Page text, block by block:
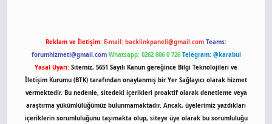
Reklam ve İletişim: E-mail: backlinkpaneli@gmail.com Teams:
forumhizmeti@gmail.com Whatsapp: 0262 606 0 726 Telegram: @karabul
Yasal Uyarı: Sitemiz, 5651 Sayılı Kanun gereğince Bilgi Teknolojileri ve
İletişim Kurumu (BTK) tarafından onaylanmış bir Yer Sağlayıcı olarak hizmet
vermektedir. Bu nedenle, sitedeki içerikleri proaktif olarak denetleme veya
araştırma yükümlülüğümüz bulunmamaktadır. Ancak, üyelerimiz yazdıkları
içeriklerin sorumluluğunu taşımakta olup, siteye üye olarak bu sorumluluğu